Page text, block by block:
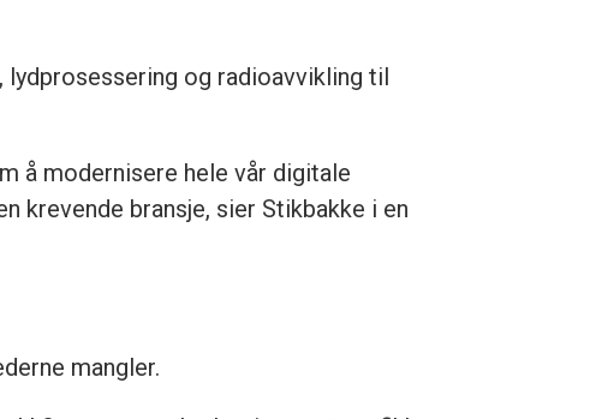
og radioavvikling til
å modernisere hele vår digitale
krevende bransje, sier Stikbakke i en
mangler.